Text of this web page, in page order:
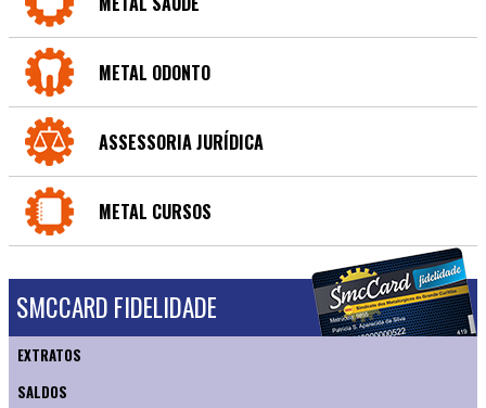
METAL ODONTO
ASSESSORIA JURÍDICA
METAL CURSOS
SMCCARD FIDELIDADE
EXTRATOS
SALDOS